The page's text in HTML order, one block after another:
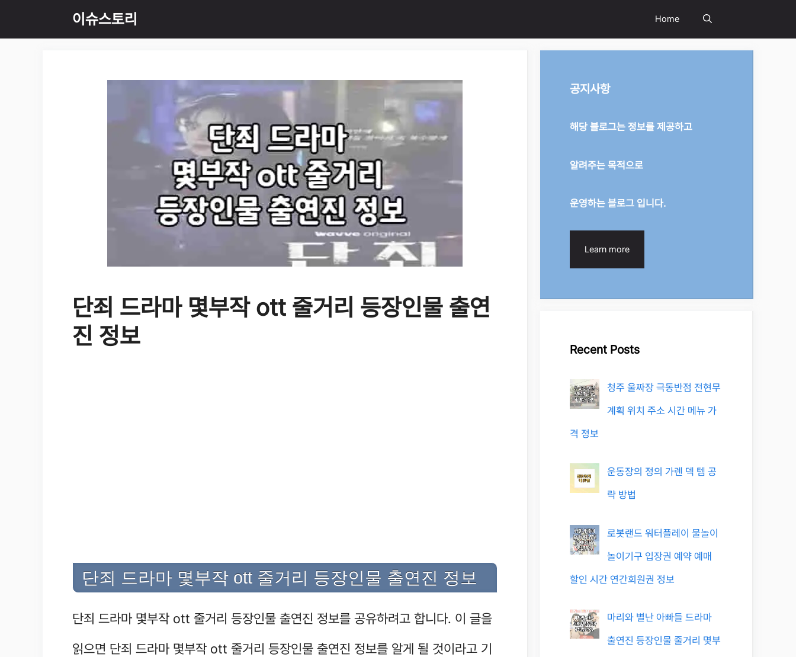
이슈스토리 Home
단죄 드라마 몇부작 ott 줄거리 등장인물 출연
진 정보
단죄 드라마 몇부작 ott 줄거리 등장인물 출연진 정보
단죄 드라마 몇부작 ott 줄거리 등장인물 출연진 정보를 공유하려고 합니다. 이 글을
읽으면 단죄 드라마 몇부작 ott 줄거리 등장인물 출연진 정보를 알게 될 것이라고 기
공지사항
해당 블로그는 정보를 제공하고
알려주는 목적으로
운영하는 블로그 입니다.
Learn more
Recent Posts
청주 울짜장 극동반점 전현무
계획 위치 주소 시간 메뉴 가
격 정보
운동장의 정의 가렌 덱 템 공
략 방법
로봇랜드 워터플레이 물놀이
놀이기구 입장권 예약 예매
할인 시간 연간회원권 정보
마리와 별난 아빠들 드라마
출연진 등장인물 줄거리 몇부